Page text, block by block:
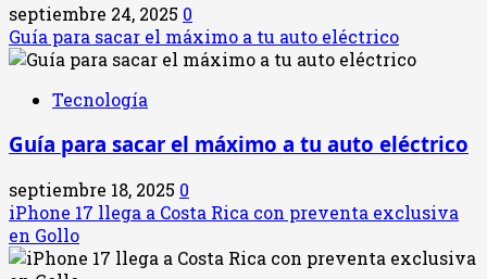
septiembre 24, 2025 0
Guía para sacar el máximo a tu auto eléctrico
Tecnología
Guía para sacar el máximo a tu auto eléctrico
septiembre 18, 2025 0
iPhone 17 llega a Costa Rica con preventa exclusiva
en Gollo